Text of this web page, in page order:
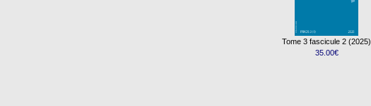
Tome 3 fascicule 2 (2025)
35.00€